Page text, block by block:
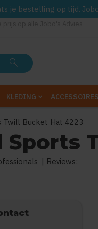
je bestelling op tijd.
search
KLEDING ACCESSOIRES
Twill Bucket Hat 4223
Sports
| Reviews: